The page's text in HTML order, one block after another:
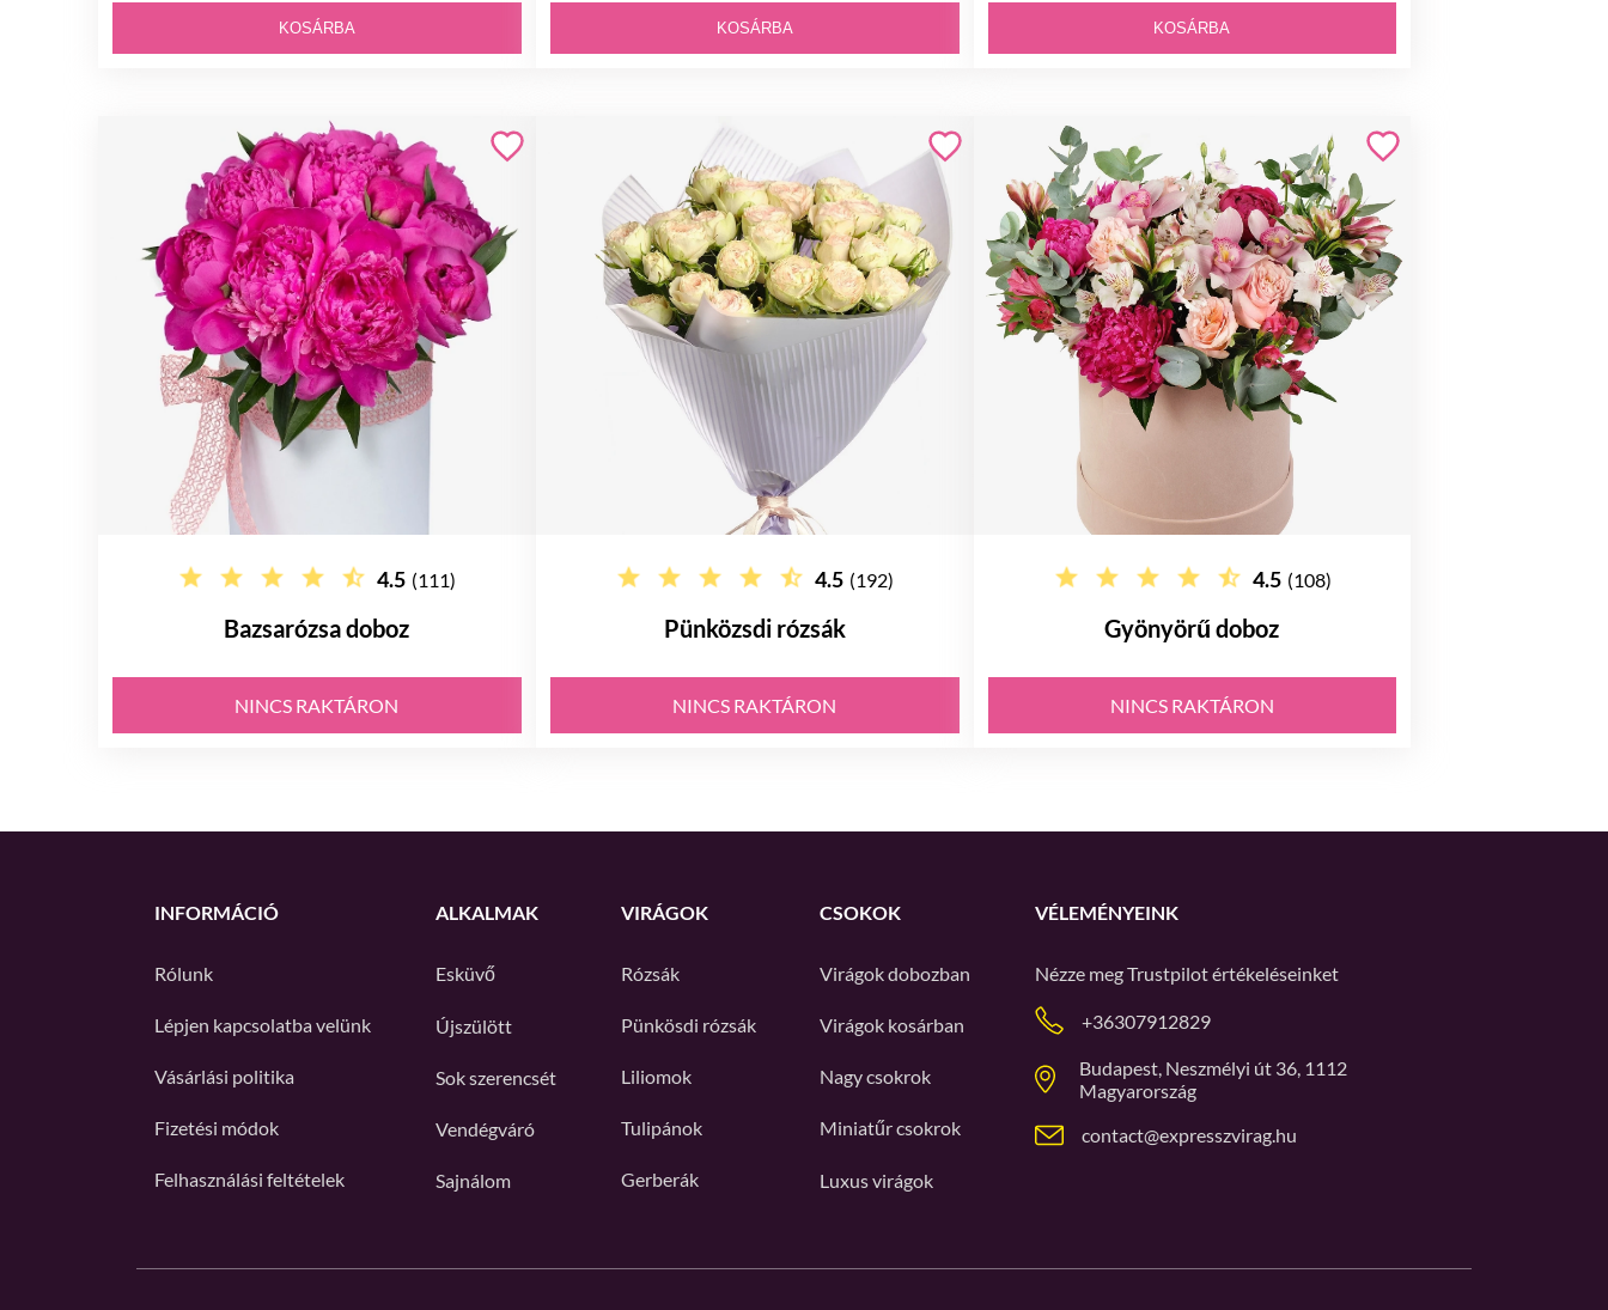
KOSÁRBA KOSÁRBA KOSÁRBA
4.5 (111)
Bazsarózsa doboz
NINCS RAKTÁRON
4.5 (192)
Pünközsdi rózsák
NINCS RAKTÁRON
4.5 (108)
Gyönyörű doboz
NINCS RAKTÁRON
INFORMÁCIÓ
Rólunk
Lépjen kapcsolatba velünk
Vásárlási politika
Fizetési módok
Felhasználási feltételek
ALKALMAK
Esküvő
Újszülött
Sok szerencsét
Vendégváró
Sajnálom
VIRÁGOK
Rózsák
Pünkösdi rózsák
Liliomok
Tulipánok
Gerberák
CSOKOK
Virágok dobozban
Virágok kosárban
Nagy csokrok
Miniatűr csokrok
Luxus virágok
VÉLEMÉNYEINK
Nézze megTrustpilotértékeléseinket
+36307912829
Budapest, Neszmélyi út 36, 1112
Magyarország
contact@expresszvirag.hu